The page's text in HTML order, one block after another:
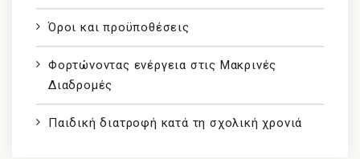
Όροι και προϋποθέσεις
Φορτώνοντας ενέργεια στις Μακρινές
Διαδρομές
Παιδική διατροφή κατά τη σχολική χρονιά